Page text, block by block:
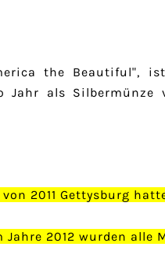
the Beautiful",
Jahr als Silbermünze
2011 Gettysburg
Jahre 2012 wurden alle